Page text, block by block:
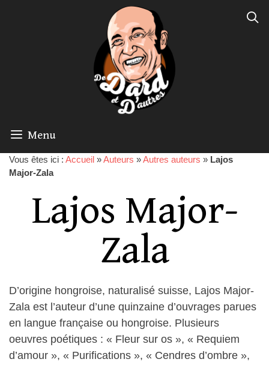
Menu
Vous êtes ici : Accueil »Auteurs »Autres auteurs » Lajos
Major-Zala
Lajos Major-
Zala
D’origine hongroise, naturalisé suisse, Lajos Major-
Zala est l’auteur d’une quinzaine d’ouvrages parues
en langue française ou hongroise. Plusieurs
oeuvres poétiques : « Fleur sur os », « Requiem
d’amour », « Purifications », « Cendres d’ombre »,